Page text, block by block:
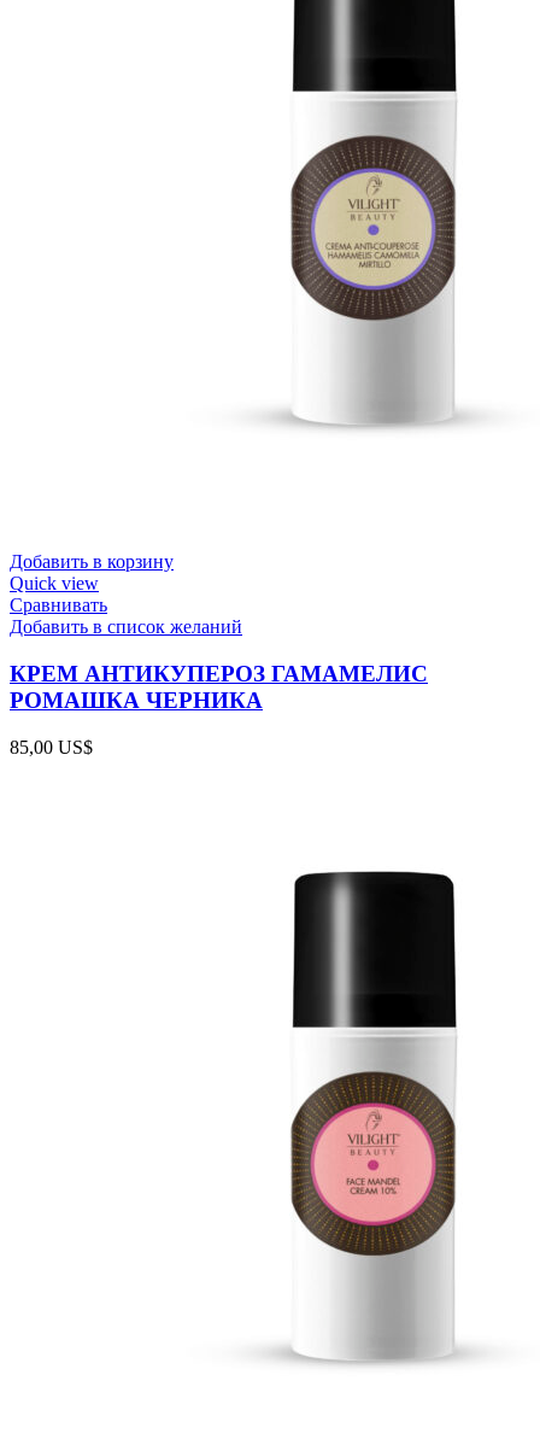
Добавить в корзину
Quick view
Сравнивать
Добавить в список желаний
КРЕМ АНТИКУПЕРОЗ ГАМАМЕЛИС
РОМАШКА ЧЕРНИКА
85,00 US$